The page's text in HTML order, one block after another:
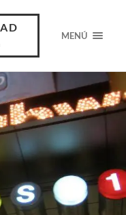
MENÚ